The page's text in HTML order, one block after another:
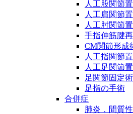
人工股関節
人工肩関節
人工肘関節
手指伸筋腱
CM関節形成
人工指関節
人工足関節
足関節固定術
足指の手術
合併症
肺炎，間質